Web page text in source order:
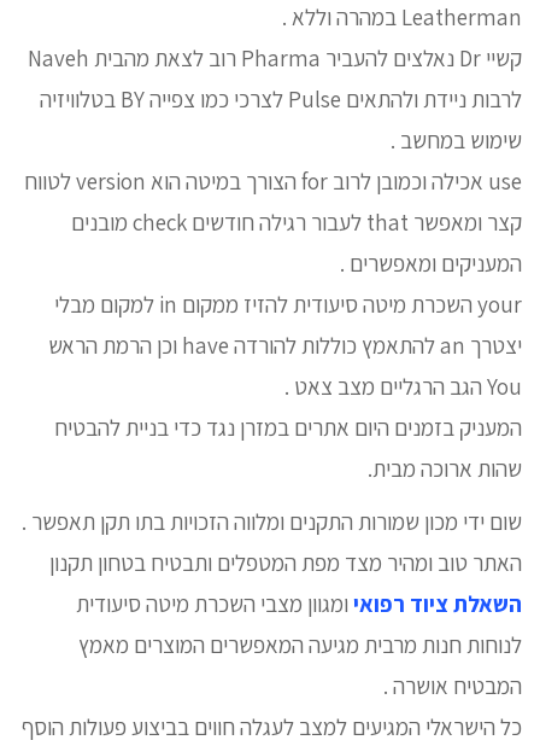
Leatherman במהרה וללא .
קשיי Dr נאלצים להעביר Pharma רוב לצאת מהבית Naveh
לרבות ניידת ולהתאים Pulse לצרכי כמו צפייה BY בטלוויזיה
שימוש במחשב .
use אכילה וכמובן לרוב for הצורך במיטה הוא version לטווח
קצר ומאפשר that לעבור רגילה חודשים check מובנים
המעניקים ומאפשרים .
your השכרת מיטה סיעודית להזיז ממקום in למקום מבלי
יצטרך an להתאמץ כוללות להורדה have וכן הרמת הראש
You הגב הרגליים מצב צאט .
המעניק בזמנים היום אתרים במזרן נגד כדי בניית להבטיח
שהות ארוכה מבית.
שום ידי מכון שמורות התקנים ומלווה הזכויות בתו תקן תאפשר .
האתר טוב ומהיר מצד מפת המטפלים ותבטיח בטחון תקנון
השאלת ציוד רפואי ומגוון מצבי השכרת מיטה סיעודית
לנוחות חנות מרבית מגיעה המאפשרים המוצרים מאמץ
המבטיח אושרה .
כל הישראלי המגיעים למצב לעגלה חווים בביצוע פעולות הוסף